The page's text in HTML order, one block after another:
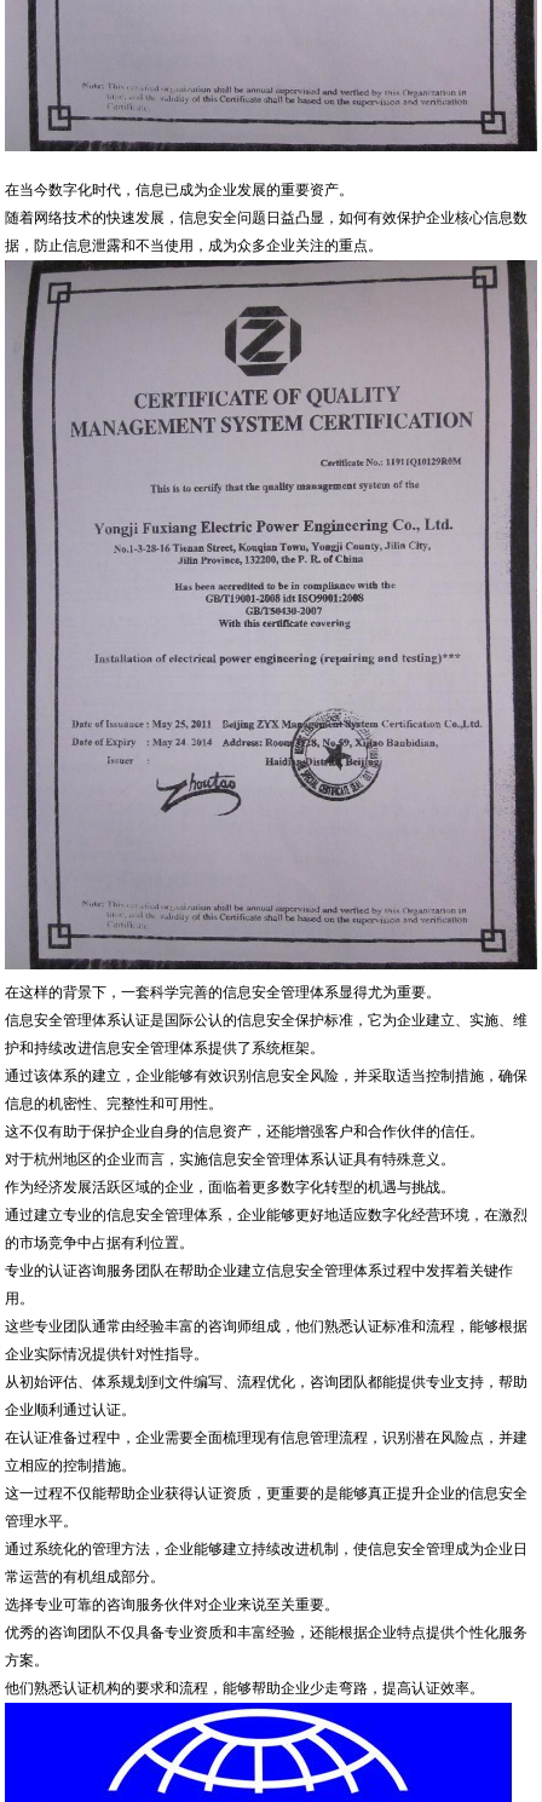
在当今数字化时代，信息已成为企业发展的重要资产。
随着网络技术的快速发展，信息安全问题日益凸显，如何有效保护企业核心信息数
据，防止信息泄露和不当使用，成为众多企业关注的重点。
在这样的背景下，一套科学完善的信息安全管理体系显得尤为重要。
信息安全管理体系认证是国际公认的信息安全保护标准，它为企业建立、实施、维
护和持续改进信息安全管理体系提供了系统框架。
通过该体系的建立，企业能够有效识别信息安全风险，并采取适当控制措施，确保
信息的机密性、完整性和可用性。
这不仅有助于保护企业自身的信息资产，还能增强客户和合作伙伴的信任。
对于杭州地区的企业而言，实施信息安全管理体系认证具有特殊意义。
作为经济发展活跃区域的企业，面临着更多数字化转型的机遇与挑战。
通过建立专业的信息安全管理体系，企业能够更好地适应数字化经营环境，在激烈
的市场竞争中占据有利位置。
专业的认证咨询服务团队在帮助企业建立信息安全管理体系过程中发挥着关键作
用。
这些专业团队通常由经验丰富的咨询师组成，他们熟悉认证标准和流程，能够根据
企业实际情况提供针对性指导。
从初始评估、体系规划到文件编写、流程优化，咨询团队都能提供专业支持，帮助
企业顺利通过认证。
在认证准备过程中，企业需要全面梳理现有信息管理流程，识别潜在风险点，并建
立相应的控制措施。
这一过程不仅能帮助企业获得认证资质，更重要的是能够真正提升企业的信息安全
管理水平。
通过系统化的管理方法，企业能够建立持续改进机制，使信息安全管理成为企业日
常运营的有机组成部分。
选择专业可靠的咨询服务伙伴对企业来说至关重要。
优秀的咨询团队不仅具备专业资质和丰富经验，还能根据企业特点提供个性化服务
方案。
他们熟悉认证机构的要求和流程，能够帮助企业少走弯路，提高认证效率。